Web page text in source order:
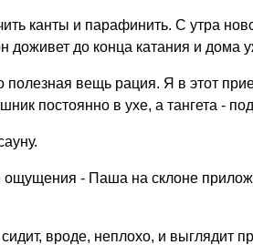
канты и парафинить. С утра
доживет до конца катания и дома
вещь рация. Я в этот
постоянно в ухе, а тангета -
- Паша на склоне
вроде, неплохо, и выглядит